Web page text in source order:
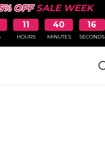
OFFSALE WEEK
11
HOURS
40
MINUTES
16
SECONDS